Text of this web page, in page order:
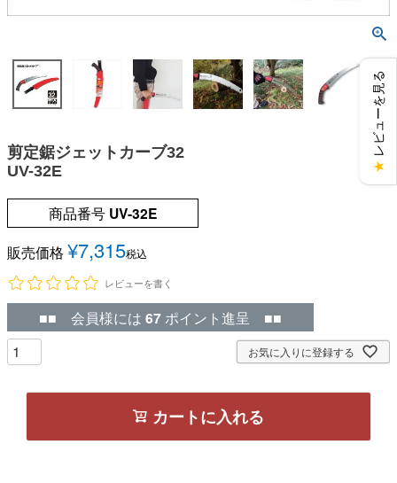
剪定鋸ジェットカーブ32
UV-32E
商品番号 UV-32E
販売価格 ¥7,315税込
レビューを書く
■■ 会員様には 67 ポイント進呈 ■■
お気に入りに登録する
カートに入れる
★
レビューを見る